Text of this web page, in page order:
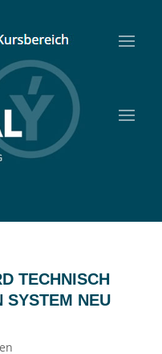
TECHNISCH
SYSTEM NEU